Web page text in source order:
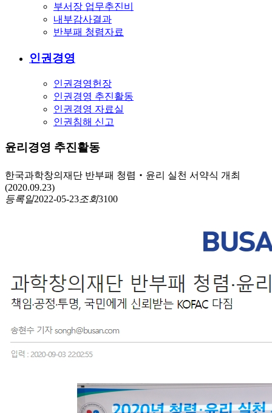
부서장 업무추진비
내부감사결과
반부패 청렴자료
인권경영
인권경영헌장
인권경영 추진활동
인권경영 자료실
인권침해 신고
윤리경영 추진활동
한국과학창의재단 반부패 청렴‧윤리 실천 서약식 개최
(2020.09.23)
등록일2022-05-23조회3100